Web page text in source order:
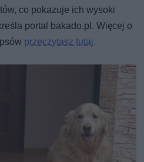
co pokazuje ich wysoki
portal bakado.pl. Więcej o
przeczytasz tutaj.